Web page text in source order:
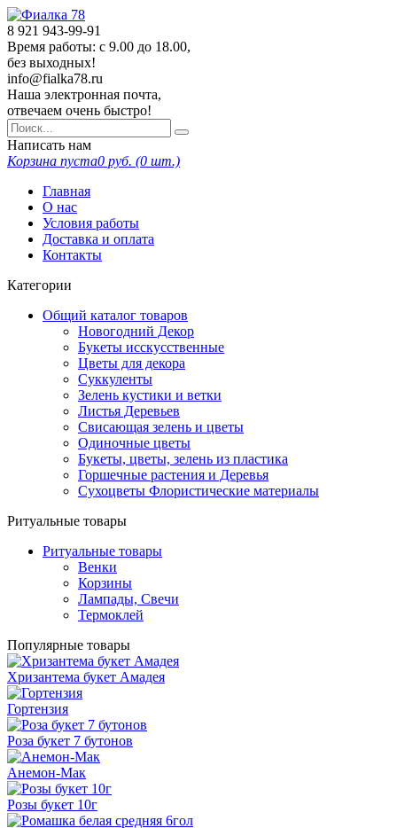
8 921 943-99-91
Время работы: с 9.00 до 18.00,
без выходных!
info@fialka78.ru
Наша электронная почта,
отвечаем очень быстро!
Написать нам
Корзина пуста0 руб. (0 шт.)
Главная
О нас
Условия работы
Доставка и оплата
Контакты
Категории
Общий каталог товаров
Новогодний Декор
Букеты исскусственные
Цветы для декора
Суккуленты
Зелень кустики и ветки
Листья Деревьев
Свисающая зелень и цветы
Одиночные цветы
Букеты, цветы, зелень из пластика
Горшечные растения и Деревья
Сухоцветы Флористические материалы
Ритуальные товары
Ритуальные товары
Венки
Корзины
Лампады, Свечи
Термоклей
Популярные товары
Хризантема букет Амадея
Гортензия
Роза букет 7 бутонов
Анемон-Мак
Розы букет 10г